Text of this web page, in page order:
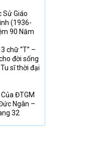
Sử Giáo
(1936-
90 Năm
chữ “T” –
đời sống
sĩ thời đại
ĐTGM
Ngân –
32